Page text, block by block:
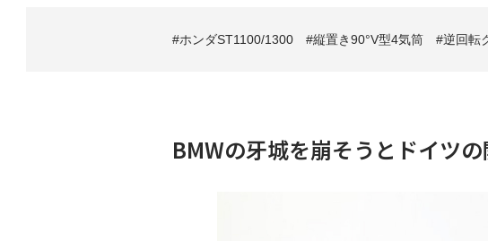
ホンダST1100/1300 縦置き90°V型4気筒 逆回転
BMWの牙城を崩そうとドイツ